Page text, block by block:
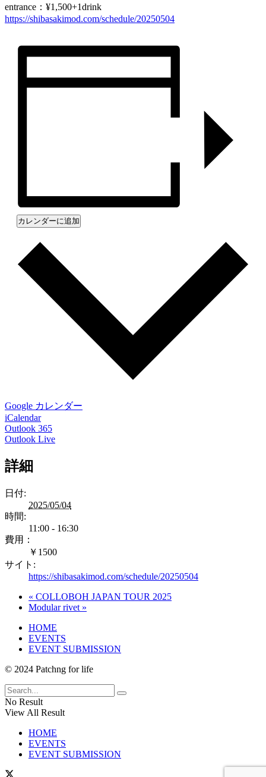
entrance：¥1,500+1drink
https://shibasakimod.com/schedule/20250504
カレンダーに追加
Google カレンダー
iCalendar
Outlook 365
Outlook Live
詳細
日付:
2025/05/04
時間:
11:00 - 16:30
費用：
￥1500
サイト:
https://shibasakimod.com/schedule/20250504
« COLLOBOH JAPAN TOUR 2025
Modular rivet »
HOME
EVENTS
EVENT SUBMISSION
© 2024 Patchng for life
No Result
View All Result
HOME
EVENTS
EVENT SUBMISSION